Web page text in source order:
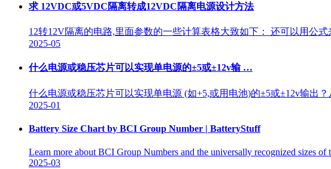
求 12VDC或5VDC隔离转成12VDC隔离电源设计方法
12转12V隔离的电路,里面参数的一些计算表格大致如下： 还可以用公
2025-05
什么电源或稳压芯片可以实现单电源的±5或±12v输 …
什么电源或稳压芯片可以实现单电源 (如+5,或用电池)的±5或±12v输出
2025-01
Battery Size Chart by BCI Group Number | BatteryStuff
Learn more about BCI Group Numbers and the universally recognized sizes
2025-03